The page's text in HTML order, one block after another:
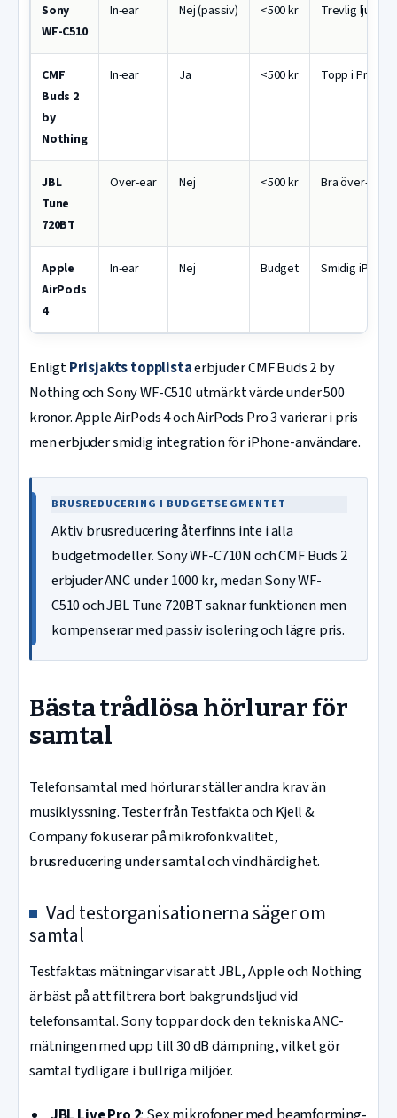
Sony
WF-C510
In-ear Nej (passiv) <500 kr Trevlig ljudbild
CMF
Buds 2
by
Nothing
In-ear Ja <500 kr Topp i
JBL
Tune
720BT
Over-ear Nej <500 kr Bra över-örat
Apple
AirPods
4
In-ear Nej Budget Smidig
EnligtPrisjakts topplistaerbjuder CMF Buds 2 by
Nothing och Sony WF-C510 utmärkt värde under 500
kronor. Apple AirPods 4 och AirPods Pro 3 varierar i pris
men erbjuder smidig integration för iPhone-användare.
BRUSREDUCERING I BUDGETSEGMENTET
Aktiv brusreducering återfinns inte i alla
budgetmodeller. Sony WF-C710N och CMF Buds 2
erbjuder ANC under 1000 kr, medan Sony WF-
C510 och JBL Tune 720BT saknar funktionen men
kompenserar med passiv isolering och lägre pris.
Bästa trådlösa hörlurar för
samtal
Telefonsamtal med hörlurar ställer andra krav än
musiklyssning. Tester från Testfakta och Kjell &
Company fokuserar på mikrofonkvalitet,
brusreducering under samtal och vindhärdighet.
Vad testorganisationerna säger om
samtal
Testfakta:s mätningar visar att JBL, Apple och Nothing
är bäst på att filtrera bort bakgrundsljud vid
telefonsamtal. Sony toppar dock den tekniska ANC-
mätningen med upp till 30 dB dämpning, vilket gör
samtal tydligare i bullriga miljöer.